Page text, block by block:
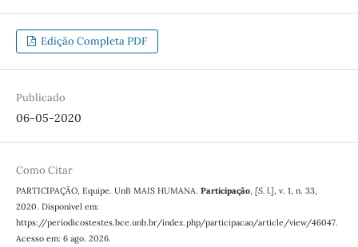
Edição Completa PDF
Publicado
06-05-2020
Como Citar
PARTICIPAÇÃO, Equipe. UnB MAIS HUMANA. Participação, [S. l.], v. 1, n. 33,
2020. Disponível em:
https://periodicostestes.bce.unb.br/index.php/participacao/article/view/46047.
Acesso em: 6 ago. 2026.